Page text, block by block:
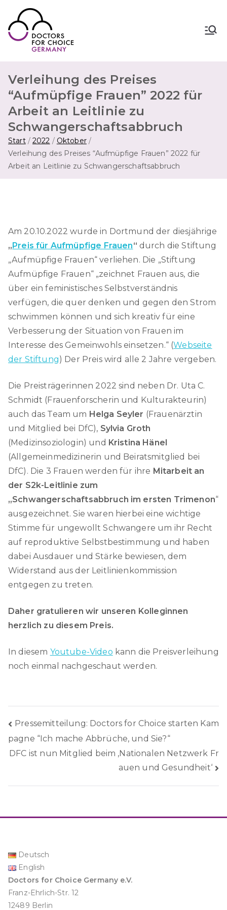
Inhalt
springen
Verleihung des Preises
“Aufmüpfige Frauen” 2022 für
Arbeit an Leitlinie zu
Schwangerschaftsabbruch
Start 2022
Oktober
Verleihung des Preises “Aufmüpfige Frauen” 2022 für
Arbeit an Leitlinie zu Schwangerschaftsabbruch
Am 20.10.2022 wurde in Dortmund der diesjährige
„Preis für Aufmüpfige Frauen“ durch die Stiftung
„Aufmüpfige Frauen“ verliehen. Die „Stiftung
Aufmüpfige Frauen“ „zeichnet Frauen aus, die
über ein feministisches Selbstverständnis
verfügen, die quer denken und gegen den Strom
schwimmen können und sich kreativ für eine
Verbesserung der Situation von Frauen im
Interesse des Gemeinwohls einsetzen.“ (Webseite
der Stiftung) Der Preis wird alle 2 Jahre vergeben.
Die Preisträgerinnen 2022 sind neben Dr. Uta C.
Schmidt (Frauenforscherin und Kulturakteurin)
auch das Team um Helga Seyler (Frauenärztin
und Mitglied bei DfC), Sylvia Groth
(Medizinsoziologin) und Kristina Hänel
(Allgemeinmedizinerin und Beiratsmitglied bei
DfC). Die 3 Frauen werden für ihre Mitarbeit an
der S2k-Leitlinie zum
„Schwangerschaftsabbruch im ersten Trimenon“
ausgezeichnet. Sie waren hierbei eine wichtige
Stimme für ungewollt Schwangere um ihr Recht
auf reproduktive Selbstbestimmung und haben
dabei Ausdauer und Stärke bewiesen, dem
Widerstand aus der Leitlinienkommission
entgegen zu treten.
Daher gratulieren wir unseren Kolleginnen
herzlich zu diesem Preis.
In diesem Youtube-Video kann die Preisverleihung
noch einmal nachgeschaut werden.
Beitragsnavigation
Pressemitteilung: Doctors for Choice starten Kam
pagne “Ich mache Abbrüche, und Sie?“
DFC ist nun Mitglied beim ‚Nationalen Netzwerk Fr
auen und Gesundheit‘
Deutsch
English
Doctors for Choice Germany e.V.
Franz-Ehrlich-Str. 12
12489 Berlin